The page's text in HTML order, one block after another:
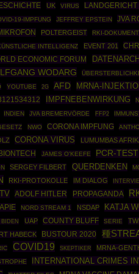
UK VIRUS
19-IMPFUNG JEFFREY EPSTEIN JVA
POLTERGEIST RKI-
INTELLIGENZ EVENT 201
ECONOMIC FORUM
WODARG
YOUTUBE 2G AFD MRNA-
IMPFNEBENWIRKUNG
INDIEN JVA BREMERVÖRDE FFP2
NWO CORONA IMPFUNG
CORONA VIRUS LUMUMBAS
JAMES O'KEEFE PCR-TEST
SERGEY FILBERT QUERDENKEN
RKI-PROTOKOLLE IM DIALOG
ADOLF HITLER PROPAGANDA
NORD STREAM 1 NSDAP KATJA
UAP COUNTY BLUFF SERIE
HABECK BUSTOUR 2020 種
COVID19 SKEPTIKER MRNA-
INTERNATIONAL CRIMES